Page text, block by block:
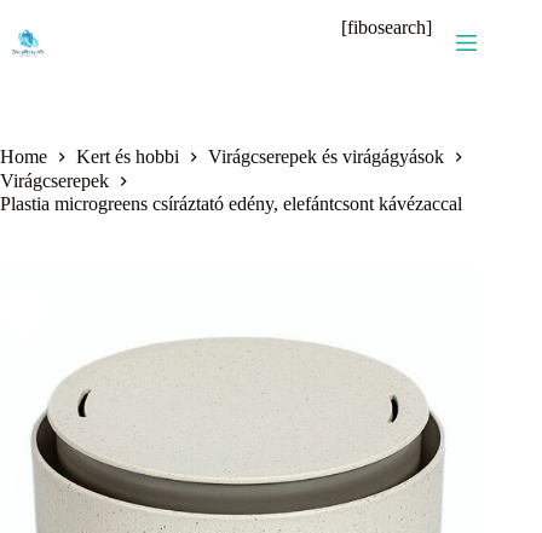
content
[fibosearch]
Home Kert és hobbi
Virágcserepek és virágágyások
Virágcserepek
Plastia microgreens csíráztató edény, elefántcsont kávézaccal